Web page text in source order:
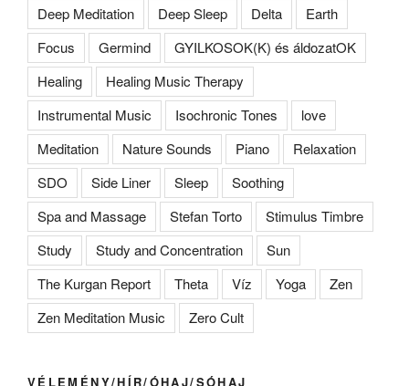
Deep Meditation
Deep Sleep Delta
Earth
Focus
Germind
GYILKOSOK(K) és áldozatOK
Healing
Healing Music Therapy
Instrumental Music
Isochronic Tones
love
Meditation
Nature Sounds Piano
Relaxation
SDO
Side Liner Sleep
Soothing
Spa and Massage
Stefan Torto
Stimulus Timbre
Study
Study and Concentration
Sun
The Kurgan Report
Theta Víz Yoga
Zen
Zen Meditation Music
Zero Cult
VÉLEMÉNY/HÍR/ÓHAJ/SÓHAJ